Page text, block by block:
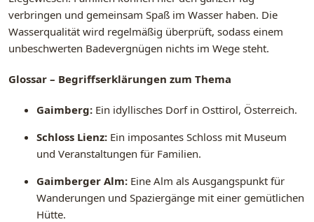
verbringen und gemeinsam Spaß im Wasser haben. Die
Wasserqualität wird regelmäßig überprüft, sodass einem
unbeschwerten Badevergnügen nichts im Wege steht.
Glossar – Begriffserklärungen zum Thema
Gaimberg: Ein idyllisches Dorf in Osttirol, Österreich.
Schloss Lienz: Ein imposantes Schloss mit Museum
und Veranstaltungen für Familien.
Gaimberger Alm: Eine Alm als Ausgangspunkt für
Wanderungen und Spaziergänge mit einer gemütlichen
Hütte.